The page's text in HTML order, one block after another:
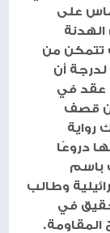
على
الهدنة
تتمكن من
أن
عقد في
قصف
رواية
دروعًا
باسم
وطالب
في